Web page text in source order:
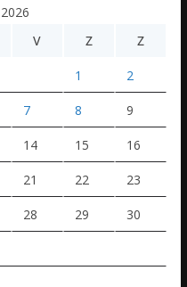
V Z Z
1 2
7 8 9
14 15 16
21 22 23
28 29 30